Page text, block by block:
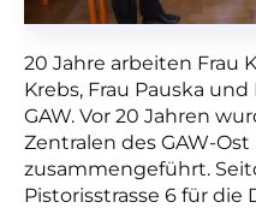
20 Jahre arbeiten Frau
Krebs, Frau Pauska
GAW. Vor 20 Jahren
Zentralen des GAW-
zusammengeführt.
Pistorisstrasse 6 für die